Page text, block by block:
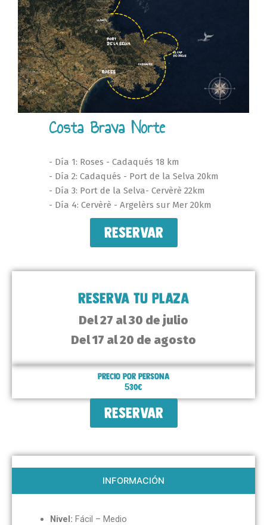
Costa Brava Norte
- Día 1: Roses - Cadaqués 18 km
- Día 2: Cadaqués - Port de la Selva 20km
- Día 3: Port de la Selva- Cervèrè 22km
- Día 4: Cervèrè - Argelèrs sur Mer 20km
RESERVAR
RESERVA TU PLAZA
Del 27 al 30 de julio
Del 17 al 20 de agosto
Precio por persona
530€
RESERVAR
INFORMACIÓN
Nivel: Fácil – Medio